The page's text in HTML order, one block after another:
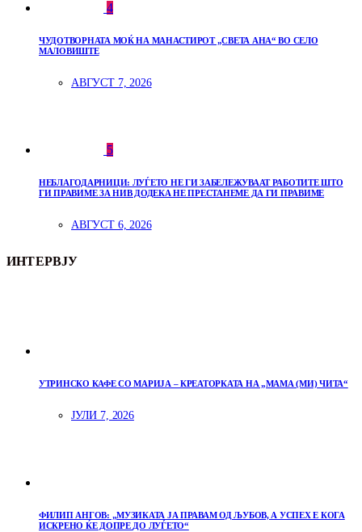
4
ЧУДОТВОРНАТА МОЌ НА МАНАСТИРОТ „СВЕТА АНА“ ВО СЕЛО
МАЛОВИШТЕ
АВГУСТ 7, 2026
5
НЕБЛАГОДАРНИЦИ: ЛУЃЕТО НЕ ГИ ЗАБЕЛЕЖУВААТ РАБОТИТЕ ШТО
ГИ ПРАВИМЕ ЗА НИВ ДОДЕКА НЕ ПРЕСТАНЕМЕ ДА ГИ ПРАВИМЕ
АВГУСТ 6, 2026
ИНТЕРВЈУ
УТРИНСКО КАФЕ СО МАРИЈА – КРЕАТОРКАТА НА „МАМА (МИ) ЧИТА“
ЈУЛИ 7, 2026
ФИЛИП АНГОВ: „МУЗИКАТА ЈА ПРАВАМ ОД ЉУБОВ, А УСПЕХ Е КОГА
ИСКРЕНО ЌЕ ДОПРЕ ДО ЛУЃЕТО“